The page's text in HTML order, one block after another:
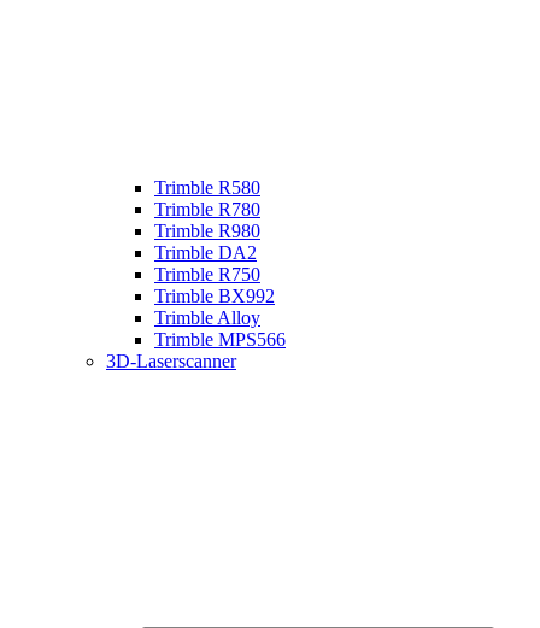
Trimble R580
Trimble R780
Trimble R980
Trimble DA2
Trimble R750
Trimble BX992
Trimble Alloy
Trimble MPS566
3D-Laserscanner